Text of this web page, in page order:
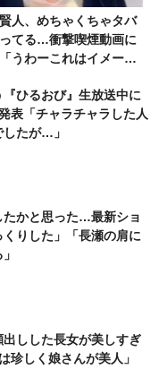
人、めちゃくちゃタバ
てる…衝撃喫煙動画に
うわーこれはイメージ
ひるおび』生放送中に
表「チャラチャラした人
したが…」
たかと思った…最新ショ
くりした」「長瀬の肩に
しした長女が美しすぎ
珍しく娘さんが美人」